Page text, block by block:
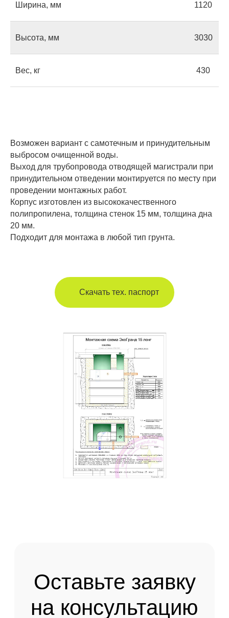
Ширина, мм 1120
Высота, мм 3030
Вес, кг 430
Возможен вариант с самотечным и принудительным
выбросом очищенной воды.
Выход для трубопровода отводящей магистрали при
принудительном отведении монтируется по месту при
проведении монтажных работ.
Корпус изготовлен из высококачественного
полипропилена, толщина стенок 15 мм, толщина дна
20 мм.
Подходит для монтажа в любой тип грунта.
Скачать тех. паспорт
Отправить
Оставьте заявку
знаете, какой септик выбрать,
оставьте свой номер — мы
позвоним, чтобы ответить на все
ваши вопросы.